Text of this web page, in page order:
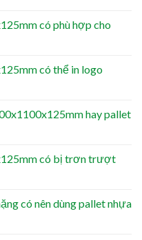
có phù hợp cho
có thể in logo
hay pallet
có bị trơn trượt
có nên dùng pallet nhựa